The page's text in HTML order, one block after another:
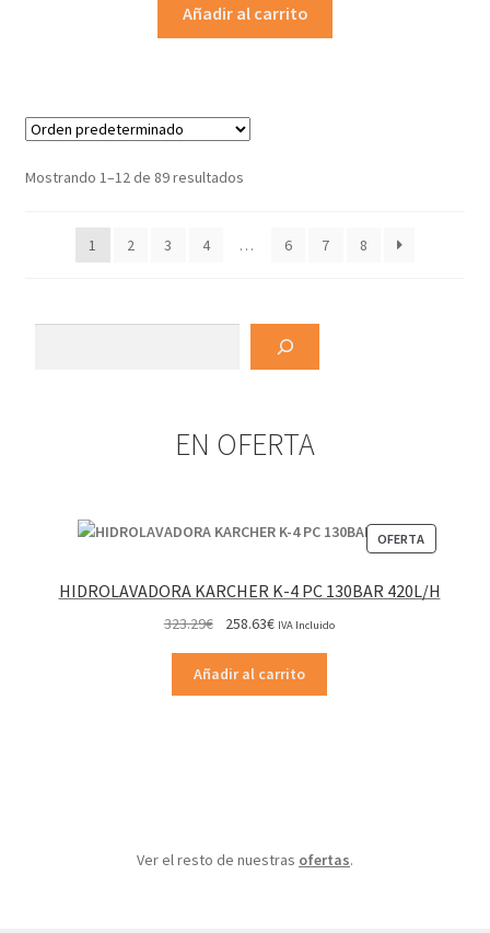
Añadir al carrito
Mostrando 1–12 de 89 resultados
1 2 3 4 … 6 7 8
EN OFERTA
OFERTA
EN
HIDROLAVADORA KARCHER K-4 PC 130BAR 420L/H
323.29€
original
era:
258.63€El
actual
es:
IVA Incluido
Añadir al carrito
Ver el resto de nuestras ofertas.